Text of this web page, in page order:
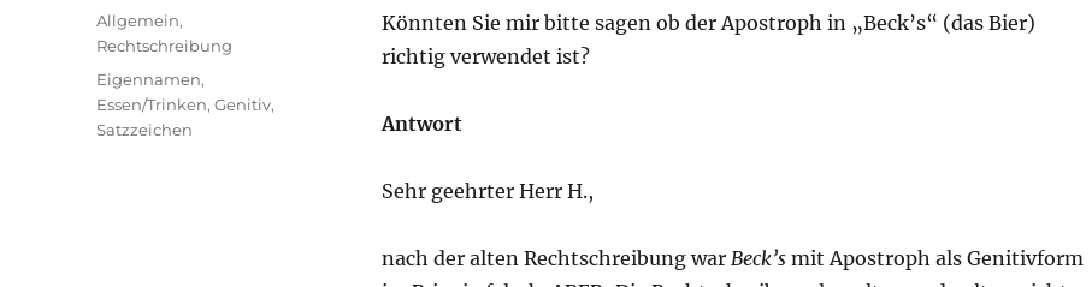
Könnten Sie mir bitte sagen ob der Apostroph in „Beck’s“ (das Bier)
richtig verwendet ist?
Antwort
Sehr geehrter Herr H.,
nach der alten Rechtschreibung war Beck’smit Apostroph als Genitivform
am
Kategorien
Allgemein,
Rechtschreibung
Schlagwörter
Eigennamen,
Essen/Trinken,Genitiv,
Satzzeichen